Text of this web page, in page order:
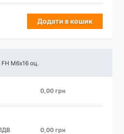
Додати в кошик
FH М6х16 оц.
0,00 грн
0,00 грн